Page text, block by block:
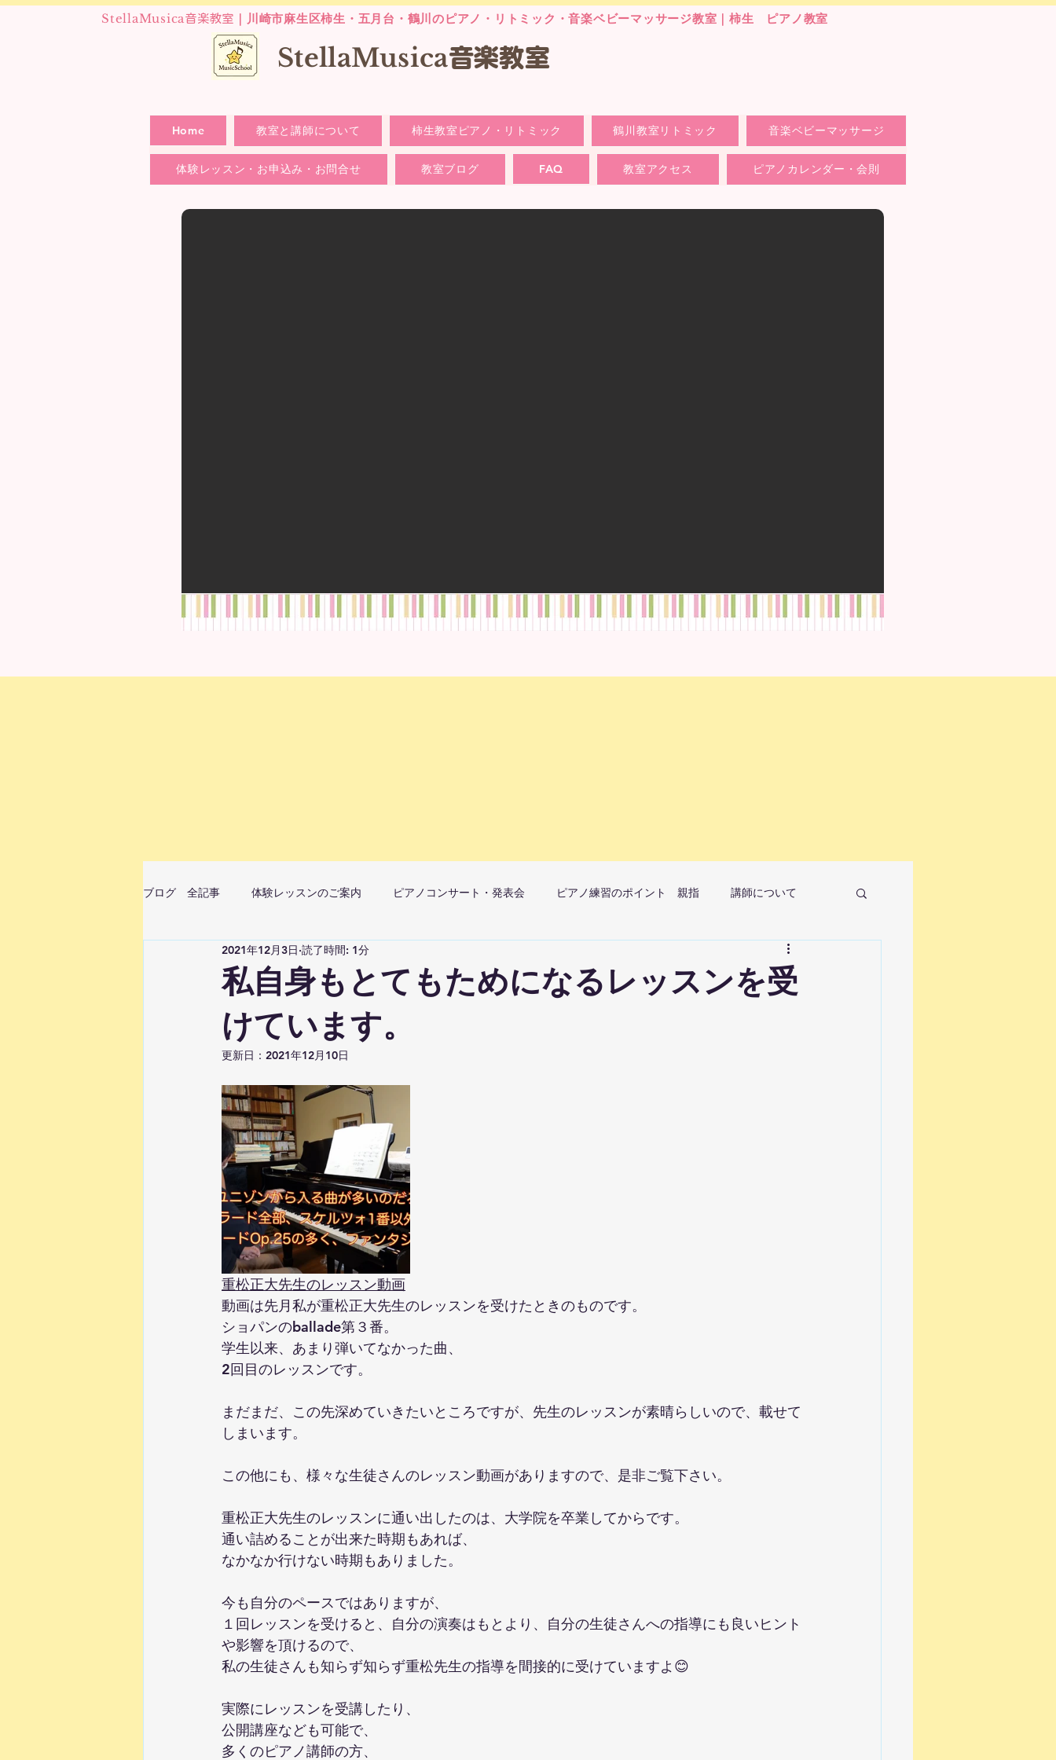
StellaMusica音楽教室 ｜川崎市麻生区柿生・五月台・鶴川のピアノ・リトミック・音楽ベビーマッサージ教室｜柿生 ピアノ教室
​StellaMusica音楽教室
Home 教室と講師について 柿生教室ピアノ・リトミック 鶴川教室リトミック 音楽ベビーマッサージ
体験レッスン・お申込み・お問合せ 教室ブログ FAQ 教室アクセス ピアノカレンダー・会則
ブログ 全記事 体験レッスンのご案内 ピアノコンサート・発表会 ピアノ練習のポイント 親指 講師について
ムジカベビーマッサージ（音楽ベビマ）月1開催
StellaMusicaピアノ・リトミック教室子どものレッスンについて
私自身もとてもためになるレッスンを受
けています。
2021年12月3日 読了時間: 1分
更新日： 2021年12月10日
重松正大先生のレッスン動画
動画は先月私が重松正大先生のレッスンを受けたときのものです。
ショパンのballade第３番。
学生以来、あまり弾いてなかった曲、
2回目のレッスンです。
まだまだ、この先深めていきたいところですが、先生のレッスンが素晴らしいので、載せて
しまいます。
この他にも、様々な生徒さんのレッスン動画がありますので、是非ご覧下さい。
重松正大先生のレッスンに通い出したのは、大学院を卒業してからです。
通い詰めることが出来た時期もあれば、
なかなか行けない時期もありました。
今も自分のペースではありますが、
１回レッスンを受けると、自分の演奏はもとより、自分の生徒さんへの指導にも良いヒント
や影響を頂けるので、
私の生徒さんも知らず知らず重松先生の指導を間接的に受けていますよ😊
実際にレッスンを受講したり、
公開講座なども可能で、
多くのピアノ講師の方、